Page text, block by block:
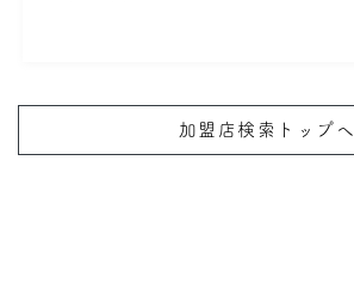
加盟店検索トップへ